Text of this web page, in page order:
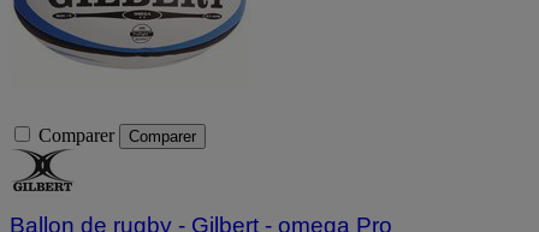
Comparer Comparer
Ballon de rugby - Gilbert - omega Pro